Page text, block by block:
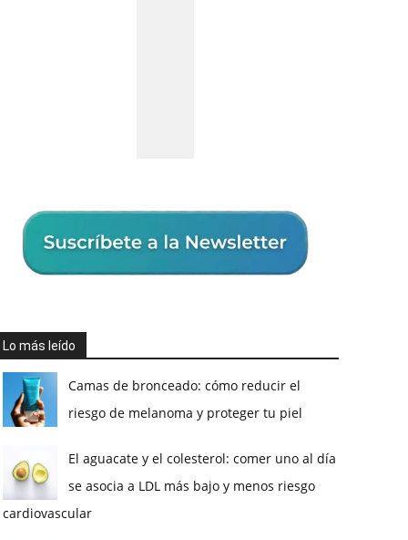
Lo más leído
Camas de bronceado: cómo reducir el
riesgo de melanoma y proteger tu piel
El aguacate y el colesterol: comer uno al día
se asocia a LDL más bajo y menos riesgo
cardiovascular